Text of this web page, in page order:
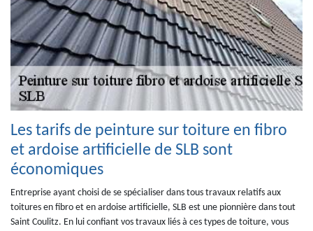
Les tarifs de peinture sur toiture en fibro
et ardoise artificielle de SLB sont
économiques
Entreprise ayant choisi de se spécialiser dans tous travaux relatifs aux
toitures en fibro et en ardoise artificielle, SLB est une pionnière dans tout
Saint Coulitz. En lui confiant vos travaux liés à ces types de toiture, vous